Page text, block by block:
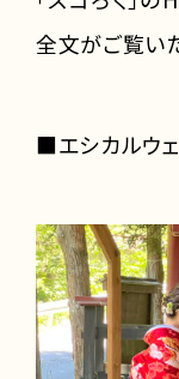
全文がご覧い
■エシカルウ